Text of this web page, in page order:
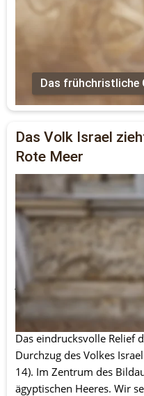
Sant'Apollinare in Classe
Das frühchristliche
Das Volk Israel
Rote Meer
Es handelt sich hierbei
Sarkophag aus dem 4.
südfranzösische Stadt
frühchristlichen
Die meisten von ihnen
départemental Arles
jedoch, das wir hier
Kirche Saint Trophime im
Frontseite eines Altars.
Das eindrucksvolle Relief
Durchzug des Volkes
14). Im Zentrum des
ägyptischen Heeres. Wir